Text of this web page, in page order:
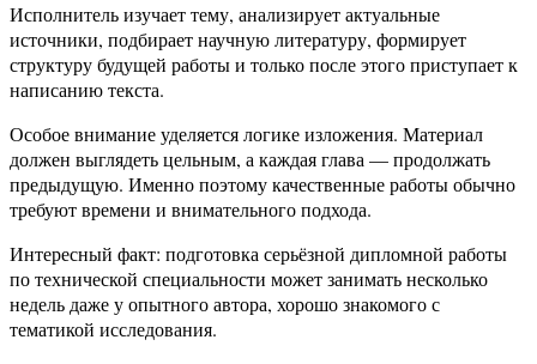
Исполнитель изучает тему, анализирует актуальные
источники, подбирает научную литературу, формирует
структуру будущей работы и только после этого приступает к
написанию текста.
Особое внимание уделяется логике изложения. Материал
должен выглядеть цельным, а каждая глава — продолжать
предыдущую. Именно поэтому качественные работы обычно
требуют времени и внимательного подхода.
Интересный факт: подготовка серьёзной дипломной работы
по технической специальности может занимать несколько
недель даже у опытного автора, хорошо знакомого с
тематикой исследования.